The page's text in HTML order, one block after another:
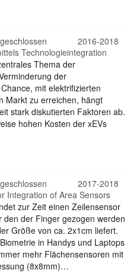
2016-2018
Technologieintegration
Thema der
der
mit elektrifizierten
Markt zu erreichen, hängt
stark diskutierten Faktoren ab.
hohen Kosten der xEVs
2017-2018
Integration of Area Sensors
zur Zeit einen Zeilensensor
den der Finger gezogen werden
Größe von ca. 2x1cm liefert.
in Handys und Laptops
mehr Flächensensoren mit
(8x8mm)…